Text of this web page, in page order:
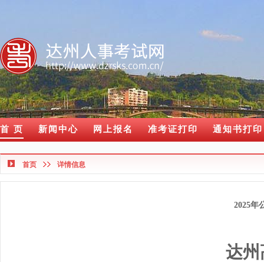
首 页 新闻中心 网上报名 准考证打印 通知书打印
首页 详情信息
2025年
达州